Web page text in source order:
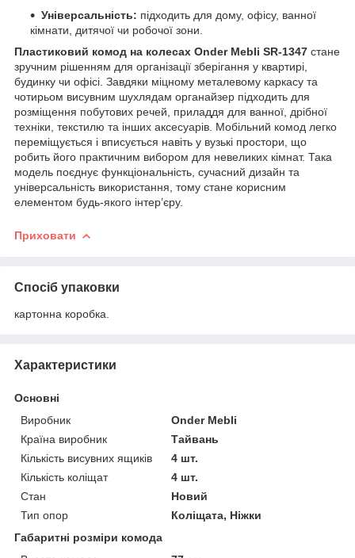
Універсальність: підходить для дому, офісу, ванної
кімнати, дитячої чи робочої зони.
Пластиковий комод на колесах Onder Mebli SR-1347 стане
зручним рішенням для організації зберігання у квартирі,
будинку чи офісі. Завдяки міцному металевому каркасу та
чотирьом висувним шухлядам органайзер підходить для
розміщення побутових речей, приладдя для ванної, дрібної
техніки, текстилю та інших аксесуарів. Мобільний комод легко
переміщується і вписується навіть у вузькі простори, що
робить його практичним вибором для невеликих кімнат. Така
модель поєднує функціональність, сучасний дизайн та
універсальність використання, тому стане корисним
елементом будь-якого інтер’єру.
Приховати
Спосіб упаковки
картонна коробка.
Характеристики
Основні
Виробник
Onder Mebli
Країна виробник
Тайвань
Кількість висувних ящиків
4 шт.
Кількість коліщат
4 шт.
Стан
Новий
Тип опор
Коліщата, Ніжки
Габаритні розміри комода